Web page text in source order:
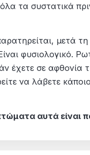
όλα τα συστατικά
μετά
φυσιολογικό.
έχετε σε αφθονία
να λάβετε
αυτά είναι